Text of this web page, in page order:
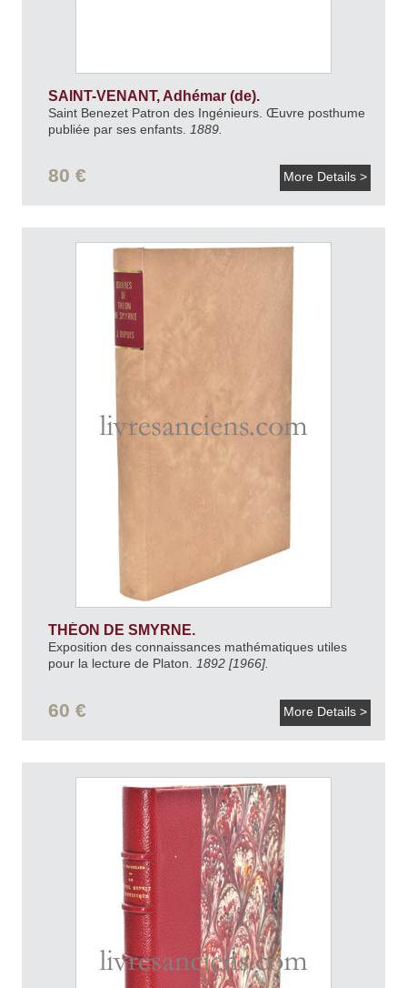
SAINT-VENANT, Adhémar (de).
Saint Benezet Patron des Ingénieurs. Œuvre posthume
publiée par ses enfants.
1889.
80 € More Details >
THÉON DE SMYRNE.
Exposition des connaissances mathématiques utiles
pour la lecture de Platon.
1892 [1966].
60 € More Details >